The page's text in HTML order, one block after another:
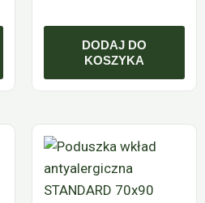
DODAJ DO
KOSZYKA